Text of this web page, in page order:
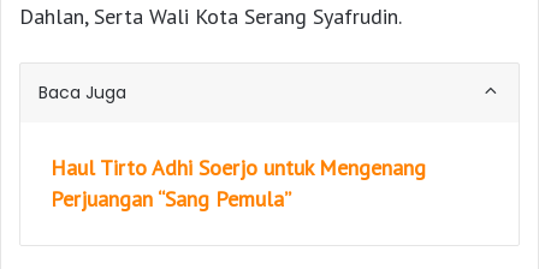
Dahlan, Serta Wali Kota Serang Syafrudin.
Baca Juga
Haul Tirto Adhi Soerjo untuk Mengenang
Perjuangan “Sang Pemula”